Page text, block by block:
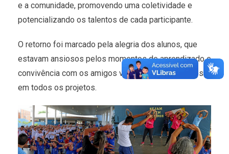
e a comunidade, promovendo uma coletividade e
potencializando os talentos de cada participante.
O retorno foi marcado pela alegria dos alunos, que
estavam ansiosos pelos momentos de aprendizado e
convivência com os amigos veteranos e os novatos
em todos os projetos.